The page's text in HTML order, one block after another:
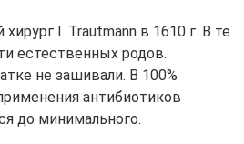
I. Trautmann в 1610 г. В те
естественных родов.
не зашивали. В 100%
антибиотиков
до минимального.